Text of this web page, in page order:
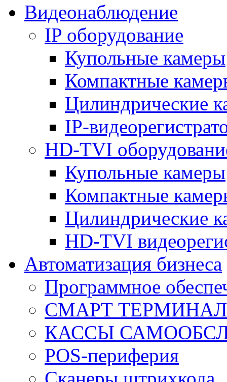
Видеонаблюдение
IP оборудование
Купольные камеры
Компактные
Цилиндрические
IP-
HD-TVI
Купольные камеры
Компактные
Цилиндрические
HD-TVI
Автоматизация бизнеса
Программное
СМАРТ
КАССЫ
POS-периферия